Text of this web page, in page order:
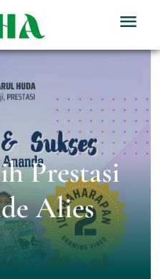
Prestasi
Alies